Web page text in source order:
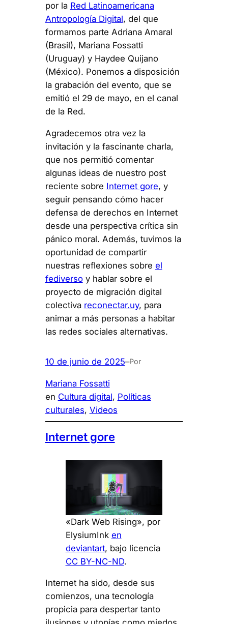
por la Red Latinoamericana
Antropología Digital, del que
formamos parte Adriana Amaral
(Brasil), Mariana Fossatti
(Uruguay) y Haydee Quijano
(México). Ponemos a disposición
la grabación del evento, que se
emitió el 29 de mayo, en el canal
de la Red.
Agradecemos otra vez la
invitación y la fascinante charla,
que nos permitió comentar
algunas ideas de nuestro post
reciente sobre Internet gore, y
seguir pensando cómo hacer
defensa de derechos en Internet
desde una perspectiva crítica sin
pánico moral. Además, tuvimos la
oportunidad de compartir
nuestras reflexiones sobre el
fediversoy hablar sobre el
proyecto de migración digital
colectiva reconectar.uy, para
animar a más personas a habitar
las redes sociales alternativas.
10 de junio de 2025–Por
Mariana Fossatti
en Cultura digital, Políticas
culturales, Videos
Internet gore
«Dark Web Rising», por
ElysiumInk en
deviantart, bajo licencia
CC BY-NC-ND.
Internet ha sido, desde sus
comienzos, una tecnología
propicia para despertar tanto